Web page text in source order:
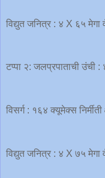
विद्युत जनित्र : ४ X ६५ मेगा
टप्पा २: जलप्रपाताची उंची
विसर्ग : १६४ क्यूमेक्स
विद्युत जनित्र : ४ X ७५ मेगा